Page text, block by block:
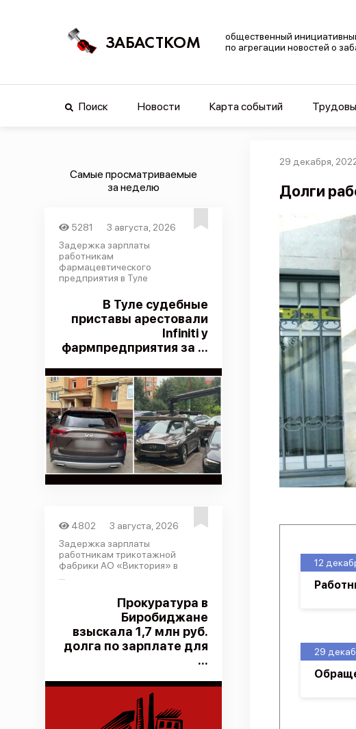
ЗАБАСТКОМ
общественный
по агрегации новостей о
Поиск Новости Карта событий
Самые просматриваемые
за неделю
5281
3 августа, 2026
Задержка зарплаты
работникам
фармацевтического
предприятия в Туле
В Туле судебные
приставы арестовали
Infiniti у
фармпредприятия за ...
4802
3 августа, 2026
Задержка зарплаты
работникам трикотажной
фабрики АО «Виктория» в
Прокуратура в
Биробиджане
взыскала 1,7 млн руб.
долга по зарплате для
...
29 декабря,
Долги
29
12